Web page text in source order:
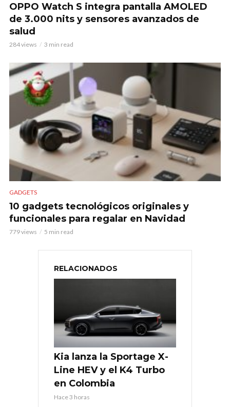
OPPO Watch S integra pantalla AMOLED
de 3.000 nits y sensores avanzados de
salud
284 views 3 min read
GADGETS
10 gadgets tecnológicos originales y
funcionales para regalar en Navidad
779 views 5 min read
RELACIONADOS
Kia lanza la Sportage X-
Line HEV y el K4 Turbo
en Colombia
Hace 3 horas